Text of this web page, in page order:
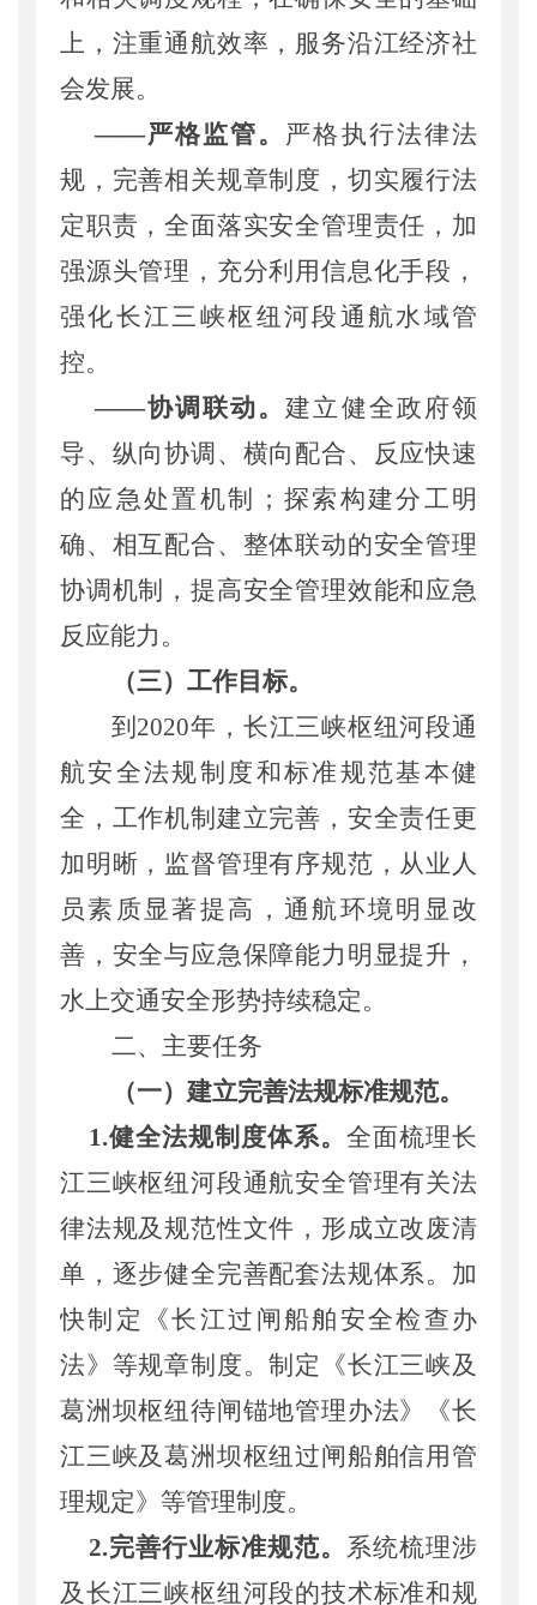
上，注重通航效率， 服务沿江经济社
会发展。
——严格监管。 严格执行法律法
规 ， 完善相关规章制度， 切实履行法
定职责，全面落实安全管理责任，加
强源头管理， 充分利用信息化手段，
强化长江三峡枢纽河段通航水域管
控。
——协调联动。建立 健全政府领
导、 纵向协调、横向配合、反应快速
的应急处置机制 ； 探索构建分工明
确、相互配合、整体联动的安全管理
协调机制 ，提高安全管理效能和应急
反应能力 。
（三）工作目标。
到 2020年，长江三峡枢纽河段通
航安全法规制度和标准规范基本健
全，工作机制 建立完善，安全责任更
加明晰，监督管理有序规范， 从业人
员素质显著提高 ， 通航环境明显改
善， 安全与应急保障能力明显提升 ，
水上交通安全形势持续稳定。
二、 主要任务
（一） 建立完善法规标准规范。
1.健全法规制度体系。 全面梳理长
江三峡枢纽河段通航安全管理有关法
律法规及规范性文件， 形成立改废清
单，逐步健全完善配套法规体系。 加
快制定
《长江过闸船舶安全检查办
法》等规章制度。制 定
《长江三峡及
葛洲坝枢纽待闸锚地管理办法》
《长
江三峡及葛洲坝枢纽过闸船舶信用管
理规定》 等管理制度。
2.完善行业标准规范。 系统梳理涉
及长江三峡枢纽河段的技术标准和规